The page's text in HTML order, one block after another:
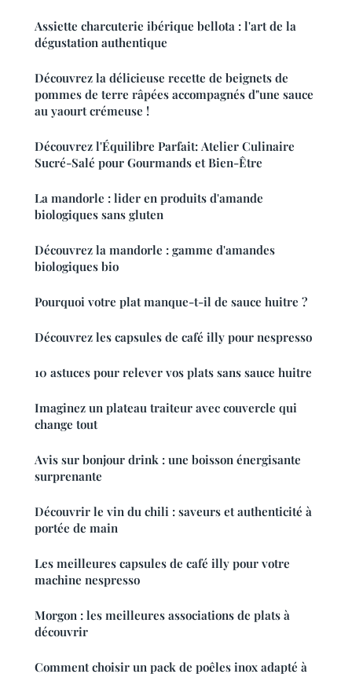
Assiette charcuterie ibérique bellota : l'art de la
dégustation authentique
Découvrez la délicieuse recette de beignets de
pommes de terre râpées accompagnés d"une sauce
au yaourt crémeuse !
Découvrez l'Équilibre Parfait: Atelier Culinaire
Sucré-Salé pour Gourmands et Bien-Être
La mandorle : lider en produits d'amande
biologiques sans gluten
Découvrez la mandorle : gamme d'amandes
biologiques bio
Pourquoi votre plat manque-t-il de sauce huitre ?
Découvrez les capsules de café illy pour nespresso
10 astuces pour relever vos plats sans sauce huitre
Imaginez un plateau traiteur avec couvercle qui
change tout
Avis sur bonjour drink : une boisson énergisante
surprenante
Découvrir le vin du chili : saveurs et authenticité à
portée de main
Les meilleures capsules de café illy pour votre
machine nespresso
Morgon : les meilleures associations de plats à
découvrir
Comment choisir un pack de poêles inox adapté à